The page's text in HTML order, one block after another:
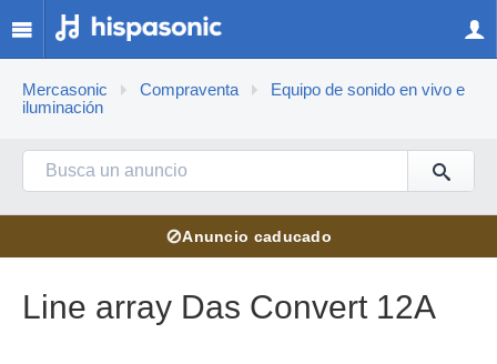
Mercasonic Compraventa
Equipo de sonido en vivo e
iluminación
⊘Anuncio caducado
Line array Das Convert 12A